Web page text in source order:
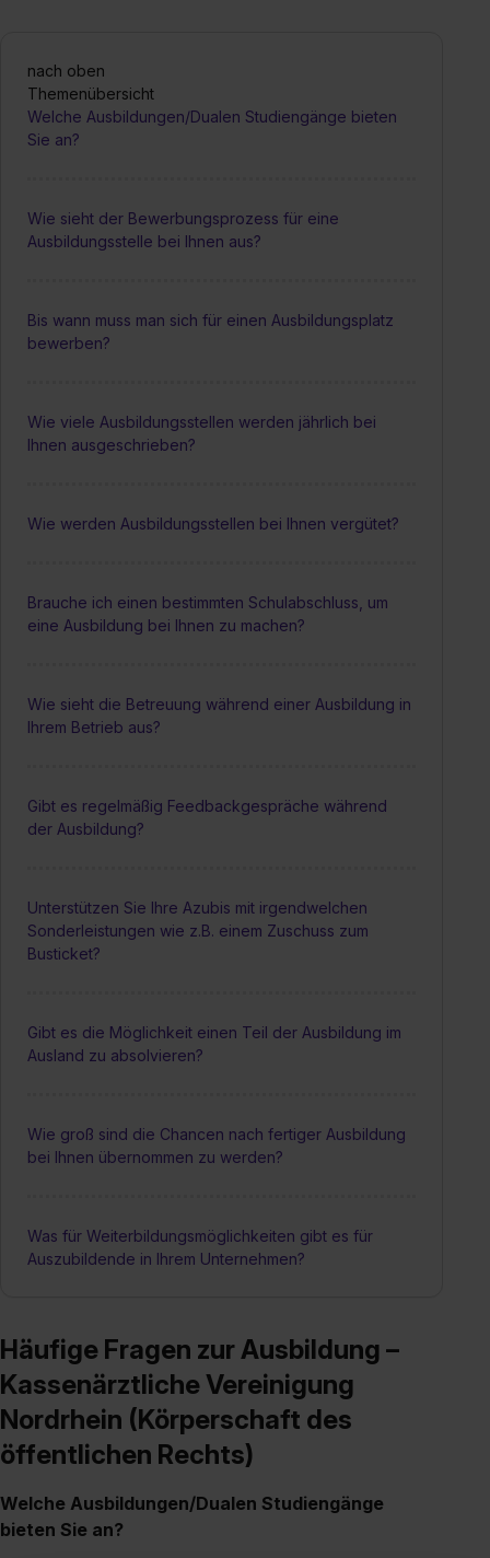
nach oben
Themenübersicht
Welche Ausbildungen/Dualen Studiengänge bieten
Sie an?
Wie sieht der Bewerbungsprozess für eine
Ausbildungsstelle bei Ihnen aus?
Bis wann muss man sich für einen Ausbildungsplatz
bewerben?
Wie viele Ausbildungsstellen werden jährlich bei
Ihnen ausgeschrieben?
Wie werden Ausbildungsstellen bei Ihnen vergütet?
Brauche ich einen bestimmten Schulabschluss, um
eine Ausbildung bei Ihnen zu machen?
Wie sieht die Betreuung während einer Ausbildung in
Ihrem Betrieb aus?
Gibt es regelmäßig Feedbackgespräche während
der Ausbildung?
Unterstützen Sie Ihre Azubis mit irgendwelchen
Sonderleistungen wie z.B. einem Zuschuss zum
Busticket?
Gibt es die Möglichkeit einen Teil der Ausbildung im
Ausland zu absolvieren?
Wie groß sind die Chancen nach fertiger Ausbildung
bei Ihnen übernommen zu werden?
Was für Weiterbildungsmöglichkeiten gibt es für
Auszubildende in Ihrem Unternehmen?
Häufige Fragen zur Ausbildung –
Kassenärztliche Vereinigung
Nordrhein (Körperschaft des
öffentlichen Rechts)
Welche Ausbildungen/Dualen Studiengänge
bieten Sie an?